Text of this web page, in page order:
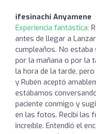
ifesinachi Anyamene
Experiencia fantástica:
antes de llegar a
cumpleaños. No
por la mañana o por la
la hora de la tarde,
y Rubén aceptó
estábamos
paciente conmigo y
en las fotos. Recibí las
increíble. Entendió el